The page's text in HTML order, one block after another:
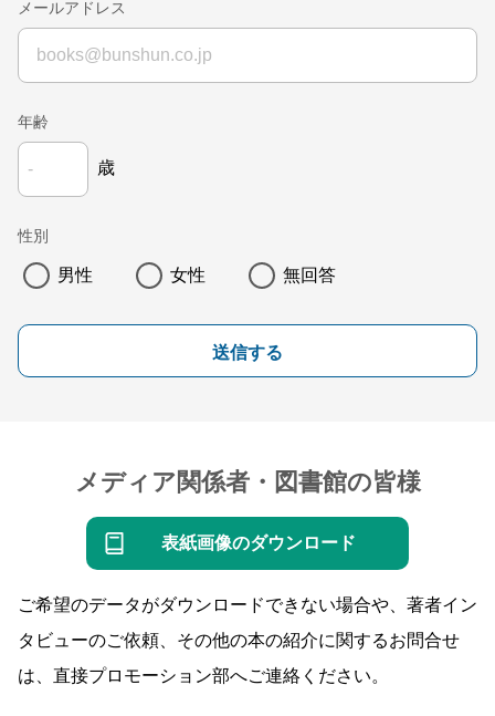
メールアドレス
年齢
歳
性別
男性 女性 無回答
送信する
メディア関係者・図書館の皆様
表紙画像のダウンロード
ご希望のデータがダウンロードできない場合や、著者イン
タビューのご依頼、その他の本の紹介に関するお問合せ
は、直接プロモーション部へご連絡ください。